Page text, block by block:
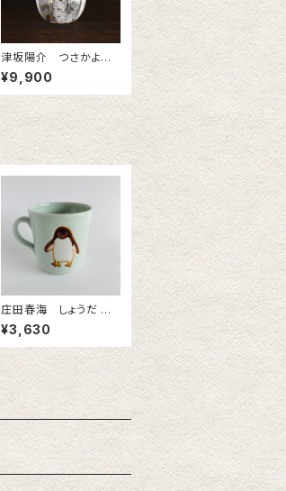
津坂陽介 つさかよう
すけ 小花入れレース
のタマゴ（虹）
¥9,900
庄田春海 しょうだ は
るみ 九谷焼 ペンギンマ
グカップ 図柄①
¥3,630